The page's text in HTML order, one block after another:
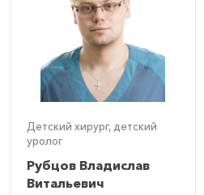
Детский хирург, детский
уролог
Рубцов Владислав
Витальевич